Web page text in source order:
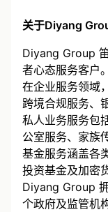
关于Diyang
Diyang Group
者心态服务客户。
在企业服务领域
跨境合规服务、
私人业务服务包
公室服务、家族
基金服务涵盖各
投资基金及加密
Diyang Group
个政府及监管机